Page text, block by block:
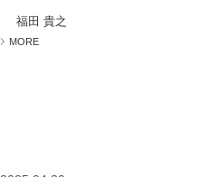
福田 貴之
MORE